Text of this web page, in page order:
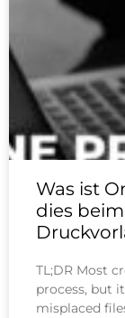
Was ist
dies
TL;DR Most
process, but
misplaced